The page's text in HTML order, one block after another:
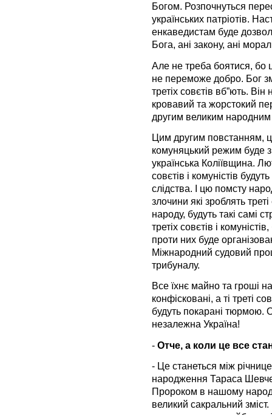
Богом. Розпочнуться
українських патріотів.
енкаведистам буде
Бога, ані закону, ані
Але не треба боятися, бо
не переможе добро. Бог
третіх совєтів вб”ють.
кровавий та жорстокий
другим великим
Цим другим повстанням,
комуняцький режим буде
українська Коліївщина.
совєтів і комуністів
слідства. І цю помсту
злочини які зроблять
народу, будуть такі самі
третіх совєтів і
проти них буде
Міжнародний судовий
трибуналу.
Все їхнє майно та гроші
конфісковані, а ті треті
будуть покарані тюрмою.
незалежна Україна!
- Отче, а коли це все
- Це станеться між
народження Тараса
Пророком в нашому
великий сакральний